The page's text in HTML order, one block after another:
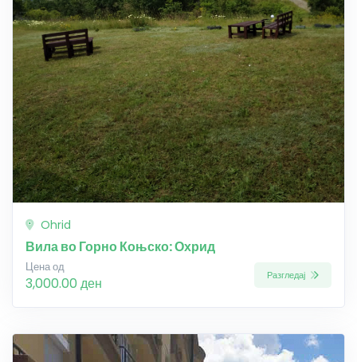
Ohrid
Вила во Горно Коњско: Охрид
Цена од
3,000.00 ден Разгледај